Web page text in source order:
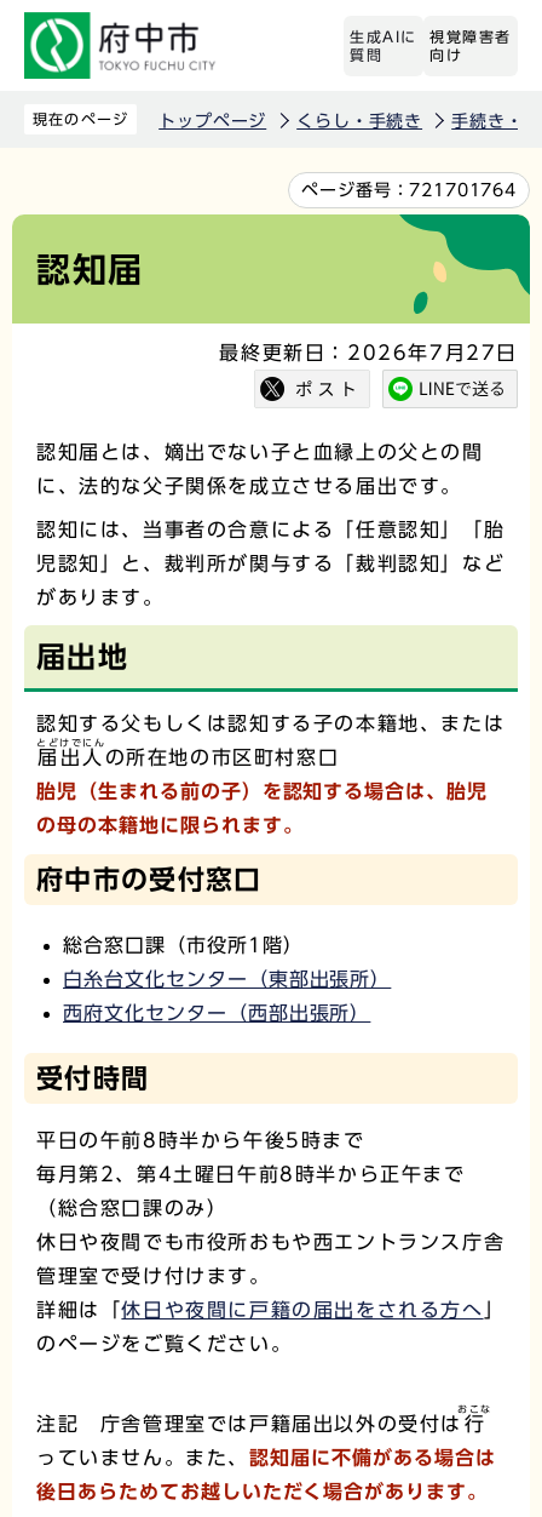
先
す
生成AIに
質問
視覚障害者
向け
現在のページ トップページ くらし・手続き 手続き・
文
か
ページ番号： 721701764
認知届
最終更新日：2026年7月27日
認知届とは、嫡出でない子と血縁上の父との間
に、法的な父子関係を成立させる届出です。
認知には、当事者の合意による「任意認知」「胎
児認知」と、裁判所が関与する「裁判認知」など
があります。
届出地
認知する父もしくは認知する子の本籍地、または
届出人
とどけでにん
の所在地の市区町村窓口
胎児（生まれる前の子）を認知する場合は、胎児
の母の本籍地に限られます。
府中市の受付窓口
総合窓口課（市役所1階）
白糸台文化センター（東部出張所）
西府文化センター（西部出張所）
受付時間
平日の午前8時半から午後5時まで
毎月第2、第4土曜日午前8時半から正午まで
（総合窓口課のみ）
休日や夜間でも市役所おもや西エントランス庁舎
管理室で受け付けます。
詳細は「休日や夜間に戸籍の届出をされる方へ
のページをご覧ください。
注記 庁舎管理室では戸籍届出以外の受付は 行
おこな
っていません。また、 認知届に不備がある場合は
後日あらためてお越しいただく場合があります。